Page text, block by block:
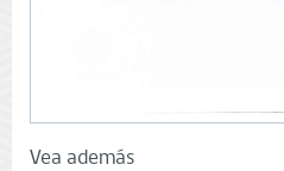
Vea además